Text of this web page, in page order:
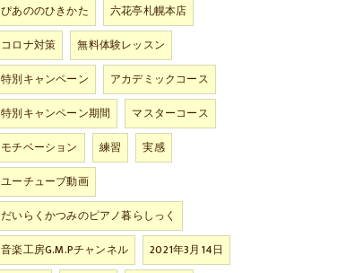
ぴあののひきかた
六花亭札幌本店
コロナ対策
無料体験レッスン
特別キャンペーン
アカデミックコース
特別キャンペーン期間
マスターコース
モチベーション
練習
実感
ユーチューブ動画
だいらくかつみのピアノ暮らしっく
音楽工房G.M.Pチャンネル
2021年3月14日